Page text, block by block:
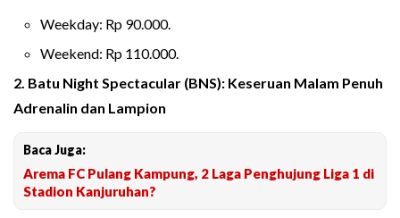
Weekday: Rp 90.000.
Weekend: Rp 110.000.
2. Batu Night Spectacular (BNS): Keseruan Malam Penuh
Adrenalin dan Lampion
Baca Juga:
Arema FC Pulang Kampung, 2 Laga Penghujung Liga 1 di
Stadion Kanjuruhan?